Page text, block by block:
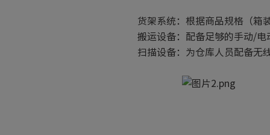
货架系统：根据商品规格（箱
搬运设备：配备足够的手动/
扫描设备：为仓库人员配备无